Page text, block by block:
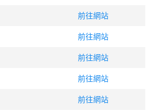
前往網站
前往網站
前往網站
前往網站
前往網站